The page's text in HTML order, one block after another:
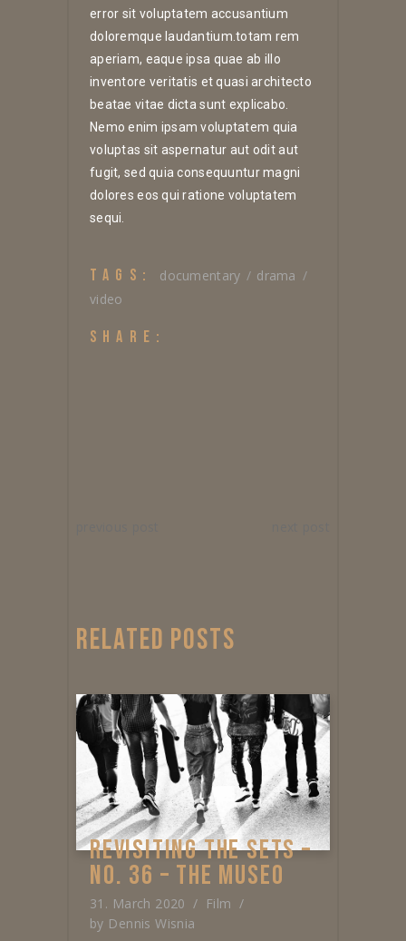
error sit voluptatem accusantium
doloremque laudantium.totam rem
aperiam, eaque ipsa quae ab illo
inventore veritatis et quasi architecto
beatae vitae dicta sunt explicabo.
Nemo enim ipsam voluptatem quia
voluptas sit aspernatur aut odit aut
fugit, sed quia consequuntur magni
dolores eos qui ratione voluptatem
sequi.
TAGS: documentary
drama
video
SHARE:
RELATED POSTS
REVISITING THE SETS –
NO. 36 – THE MUSEO
31. March 2020
Film
by Dennis Wisnia